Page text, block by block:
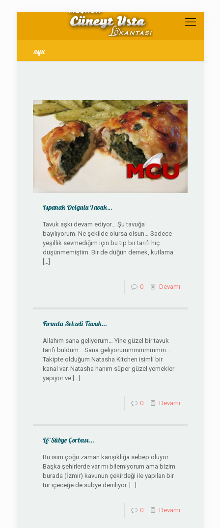
лук
Ispanak Dolgulu Tavuk…
Tavuk aşkı devam ediyor… Şu tavuğa
bayılıyorum. Ne şekilde olursa olsun… Sadece
yeşillik sevmediğim için bu tip bir tarifi hiç
düşünmemiştim. Bir de düğün dernek, kutlama
[…]
0 Devamı
Fırında Sebzeli Tavuk…
Allahım sana geliyorum… Yine güzel bir tavuk
tarifi buldum… Sana geliyorummmmmmmm…
Takipte olduğum Natasha Kitchen isimli bir
kanal var. Natasha hanım süper güzel yemekler
yapıyor ve[…]
0 Devamı
Lö’Sübye Çorbası…
Bu isim çoğu zaman karışıklığa sebep oluyor…
Başka şehirlerde var mı bilemiyorum ama bizim
burada (İzmir) kavunun çekirdeği ile yapılan bir
tür içeceğe de sübye deniliyor.[…]
0 Devamı